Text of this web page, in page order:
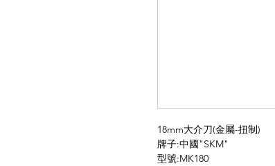
18mm大介刀(金屬-扭制)
牌子:中國"SKM"
型號:MK180